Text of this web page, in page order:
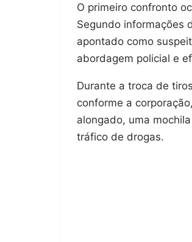
O primeiro confronto
Segundo informações
apontado como
abordagem policial e
Durante a troca de
conforme a
alongado, uma
tráfico de drogas.